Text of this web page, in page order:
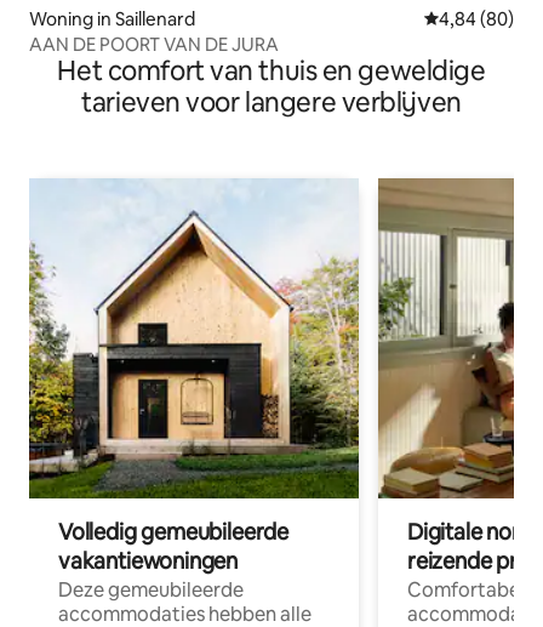
Woning in Saillenard Gemiddelde
4,84 (80)
AAN DE POORT VAN DE JURA
Het comfort van thuis en geweldige
tarieven voor langere verblijven
Volledig gemeubileerde
vakantiewoningen
Deze gemeubileerde
accommodaties hebben alle
Digitale
reizende
Comfortabele